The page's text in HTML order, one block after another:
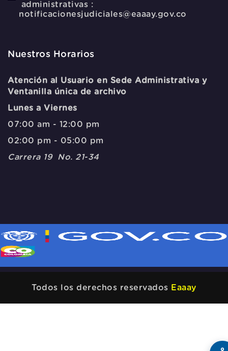
administrativas :
notificacionesjudiciales@eaaay.gov.co
Nuestros Horarios
Atención al Usuario en Sede Administrativa y
Ventanilla única de archivo
Lunes a Viernes
07:00 am - 12:00 pm
02:00 pm - 05:00 pm
Carrera 19 No. 21-34
Todos los derechos reservados Eaaay